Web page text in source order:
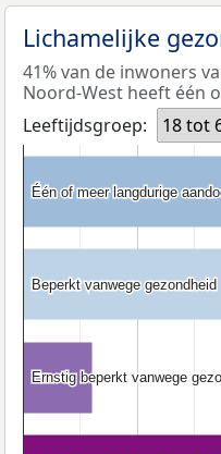
Lichamelijke
41% van de inwoners
Noord-West heeft één
Leeftijdsgroep:
18 tot
Één of meer langdurige
Één of meer langdurige
Beperkt vanwege gezondheid
Beperkt vanwege gezondheid
Ernstig beperkt vanwege
Ernstig beperkt vanwege